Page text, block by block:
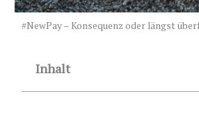
#NewPay – Konsequenz oder längst
Inhalt